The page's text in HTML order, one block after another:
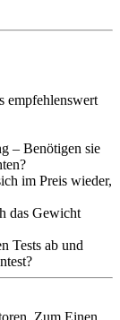
empfehlenswert
– Benötigen sie
im Preis wieder,
das Gewicht
Tests ab und
Zum Einen